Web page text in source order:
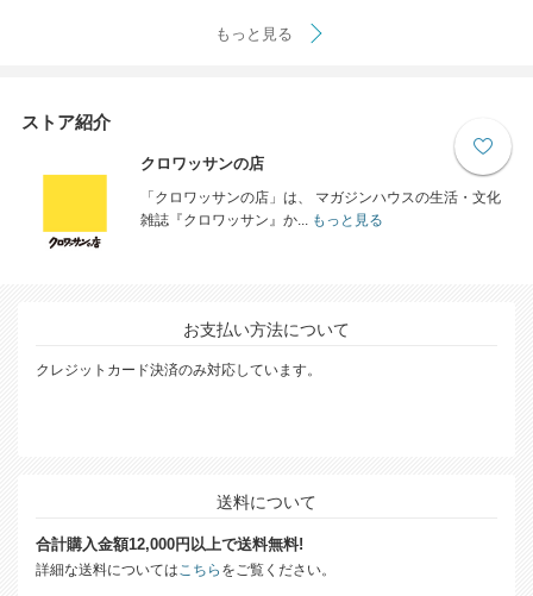
もっと見る
ストア紹介
クロワッサンの店
「クロワッサンの店」は、 マガジンハウスの生活・文化
雑誌『クロワッサン』か...もっと見る
お支払い方法について
クレジットカード決済のみ対応しています。
送料について
合計購入金額12,000円以上で送料無料!
詳細な送料についてはこちら をご覧ください。